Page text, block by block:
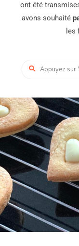
ont été
avons souhaité
les